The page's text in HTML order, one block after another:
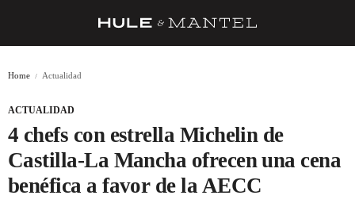
BARRAS Y ESTRELLAS
DÓNDE COMER
Home Actualidad
ACTUALIDAD
4 chefs con estrella Michelin de
Castilla-La Mancha ofrecen una cena
benéfica a favor de la AECC